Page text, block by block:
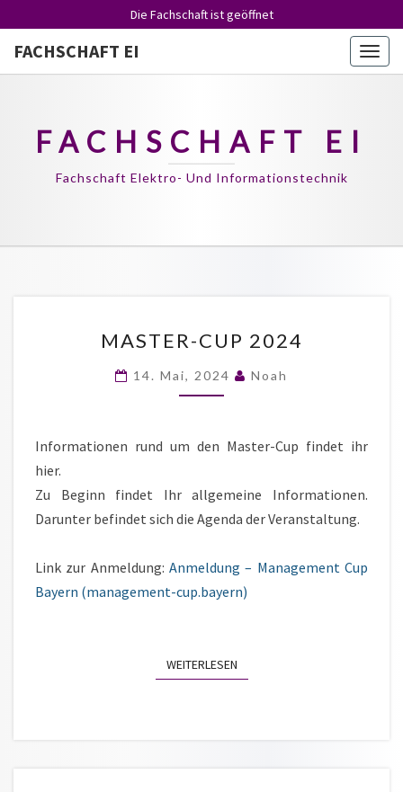
Die Fachschaft istgeöffnet
FACHSCHAFT EI
FACHSCHAFT EI
Fachschaft Elektro- Und Informationstechnik
CUP
2024
MASTER-CUP 2024
14. Mai, 2024 Noah
Informationen rund um den Master-Cup findet ihr
hier.
Zu Beginn findet Ihr allgemeine Informationen.
Darunter befindet sich die Agenda der Veranstaltung.
Link zur Anmeldung: Anmeldung – Management Cup
Bayern (management-cup.bayern)
WEITERLESENWEITERLESEN